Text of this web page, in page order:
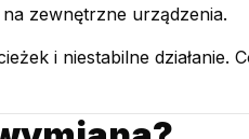
zewnętrzne urządzenia.
i niestabilne działanie.